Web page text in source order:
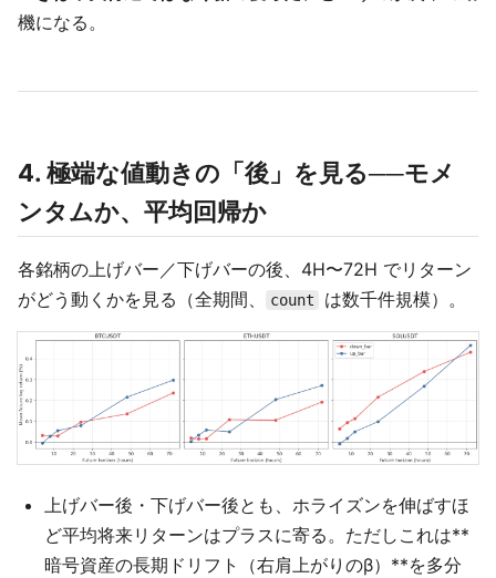
機になる。
4. 極端な値動きの「後」を見る──モメ
ンタムか、平均回帰か
各銘柄の上げバー／下げバーの後、4H〜72H でリターン
がどう動くかを見る（全期間、
count は数千件規模）。
上げバー後・下げバー後とも、ホライズンを伸ばすほ
ど平均将来リターンはプラスに寄る。ただしこれは**
暗号資産の長期ドリフト（右肩上がりのβ）**を多分